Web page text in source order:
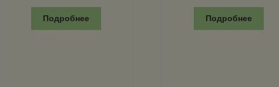
Подробнее Подробнее